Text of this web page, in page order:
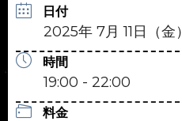
日付
2025年 7月 11日（金）
時間
19:00 - 22:00
料金